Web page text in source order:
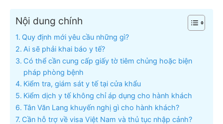
Nội dung chính
Quy định mới yêu cầu những gì?
Ai sẽ phải khai báo y tế?
Có thể cần cung cấp giấy tờ tiêm chủng hoặc biện
pháp phòng bệnh
Kiểm tra, giám sát y tế tại cửa khẩu
Kiểm dịch y tế không chỉ áp dụng cho hành khách
Tân Văn Lang khuyến nghị gì cho hành khách?
Cần hỗ trợ về visa Việt Nam và thủ tục nhập cảnh?